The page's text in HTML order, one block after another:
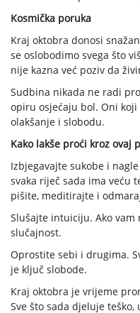
Kosmička poruka
Kraj oktobra donosi
se oslobodimo svega što
nije kazna već poziv da
Sudbina nikada ne radi
opiru osjećaju bol. Oni
olakšanje i slobodu.
Kako lakše proći kroz ovaj
Izbjegavajte sukobe i
svaka riječ sada ima veću
pišite, meditirajte i
Slušajte intuiciju. Ako vam
slučajnost.
Oprostite sebi i drugima.
je ključ slobode.
Kraj oktobra je vrijeme
Sve što sada djeluje